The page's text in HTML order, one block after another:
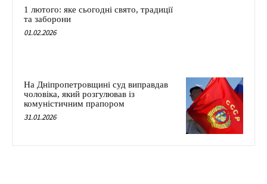
1 лютого: яке сьогодні свято, традиції
та заборони
01.02.2026
На Дніпропетровщині суд виправдав
чоловіка, який розгулював із
комуністичним прапором
31.01.2026